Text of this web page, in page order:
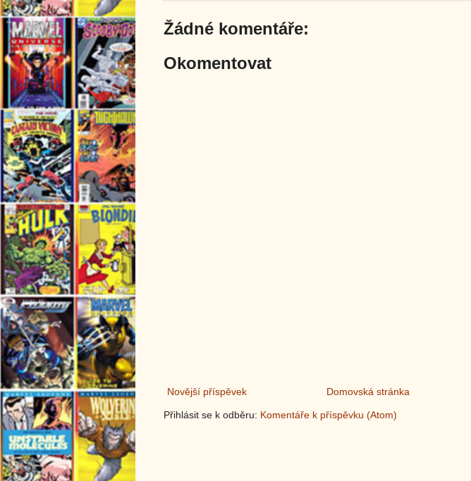
Žádné komentáře:
Okomentovat
Novější příspěvek Domovská stránka
Přihlásit se k odběru: Komentáře k příspěvku (Atom)